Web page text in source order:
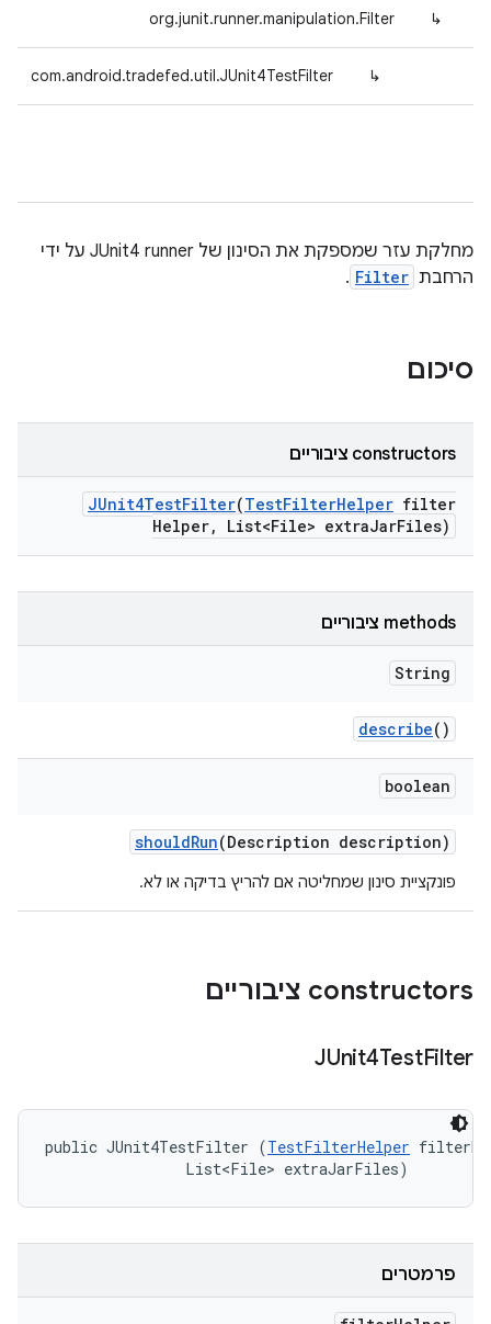
↳
org.junit.runner.manipulation.Filter
↳
com.android.tradefed.util.JUnit4TestFilter
מחלקת עזר שמספקת את הסינון של JUnit4 runner על ידי
הרחבת Filter
.
סיכום
‫constructors ציבוריים
JUnit4TestFilter(TestFilterHelper filter
Helper, List<File> extraJarFiles)
‫methods ציבוריים
String
describe()
boolean
shouldRun(Description description)
פונקציית סינון שמחליטה אם להריץ בדיקה או לא.
‫constructors ציבוריים
JUnit4TestFilter
public JUnit4TestFilter (TestFilterHelper
                List<File> extraJarFiles)
פרמטרים